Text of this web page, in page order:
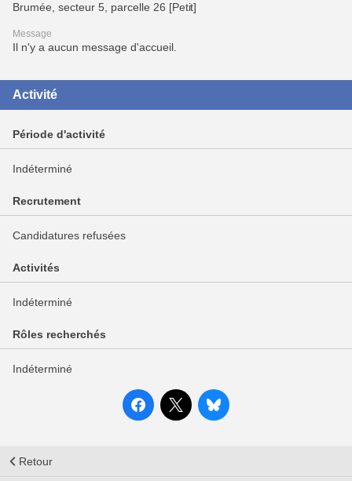
Brumée, secteur 5, parcelle 26 [Petit]
Message
Il n'y a aucun message d'accueil.
Activité
Période d'activité
Indéterminé
Recrutement
Candidatures refusées
Activités
Indéterminé
Rôles recherchés
Indéterminé
Retour